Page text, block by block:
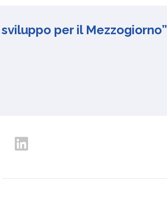
per il Mezzogiorno”